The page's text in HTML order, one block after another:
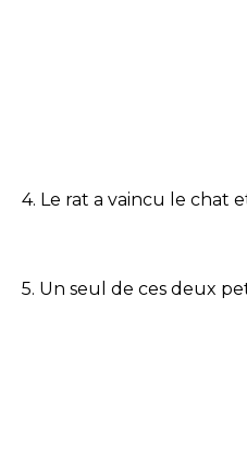
4. Le rat a vaincu le chat
5. Un seul de ces deux